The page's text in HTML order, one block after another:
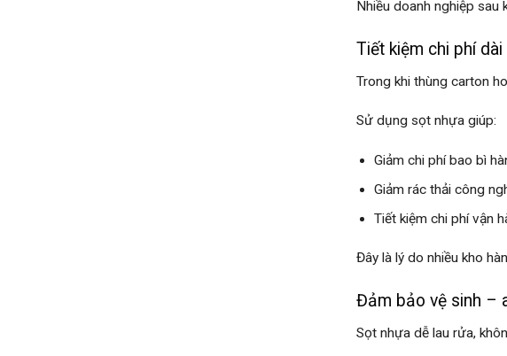
Nhiều doanh nghiệp
Tiết kiệm chi phí
Trong khi thùng carton
Sử dụng sọt nhựa giúp:
Giảm chi phí bao bì
Giảm rác thải công
Tiết kiệm chi phí vận
Đây là lý do nhiều kho
Đảm bảo vệ sinh –
Sọt nhựa dễ lau rửa,